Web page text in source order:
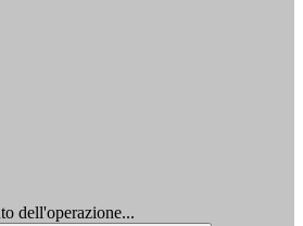
dell'operazione...